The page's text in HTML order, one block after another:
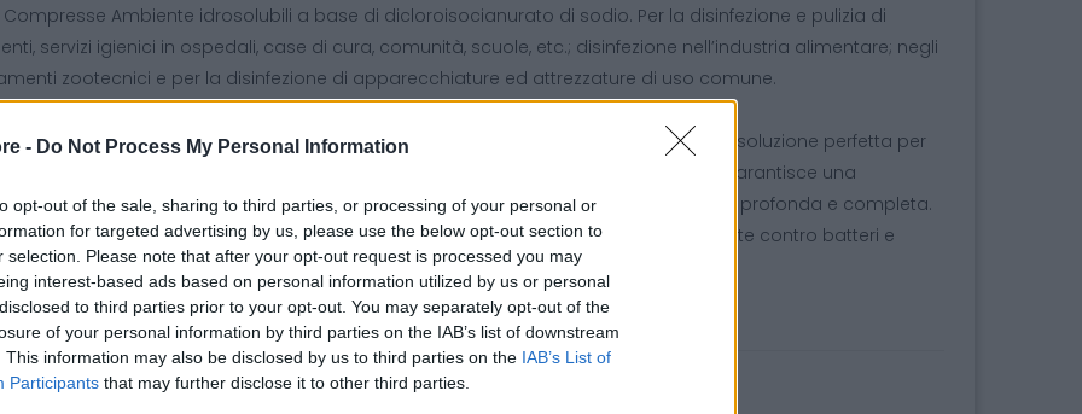
- Do Not Process My Personal Information
opt-out of the sale, sharing to third parties, or processing of your personal or
for targeted advertising by us, please use the below opt-out section to
selection. Please note that after your opt-out request is processed you may
interest-based ads based on personal information utilized by us or personal
to third parties prior to your opt-out. You may separately opt-out of the
of your personal information by third parties on the IAB’s list of downstream
This information may also be disclosed by us to third parties on the IAB’s List of
Participants that may further disclose it to other third parties.
Compresse Ambiente idrosolubili a base di dicloroisocianurato di sodio. Per la disinfezione e pulizia di
servizi igienici in ospedali, case di cura, comunità, scuole, etc.; disinfezione nell’industria alimentare; negli
zootecnici e per la disinfezione di apparecchiature ed attrezzature di uso comune.
Medico-Chirurgico Reg. n. 19343 del Ministero della Salute
Disinfettanti Effervescenti DECS COMPRESSE AMBIENTE
da 5 gr sono la soluzione perfetta per
pulizia e disinfezione rapida ed efficace delle superfici. La loro formula effervescente garantisce una
veloce e una distribuzione uniforme del disinfettante, assicurando una pulizia profonda e completa.
per ambienti domestici e professionali, queste compresse offrono un'azione potente contro batteri e
mantenendo gli spazi puliti e sicuri.
principali: